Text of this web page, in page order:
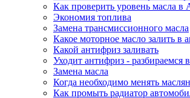
Как проверить уровень масла
Экономия топлива
Замена трансмиссионного масла
Какое моторное масло залить в
Какой антифриз заливать
Уходит антифриз - разбираемся
Замена масла
Когда необходимо менять
Как промыть радиатор